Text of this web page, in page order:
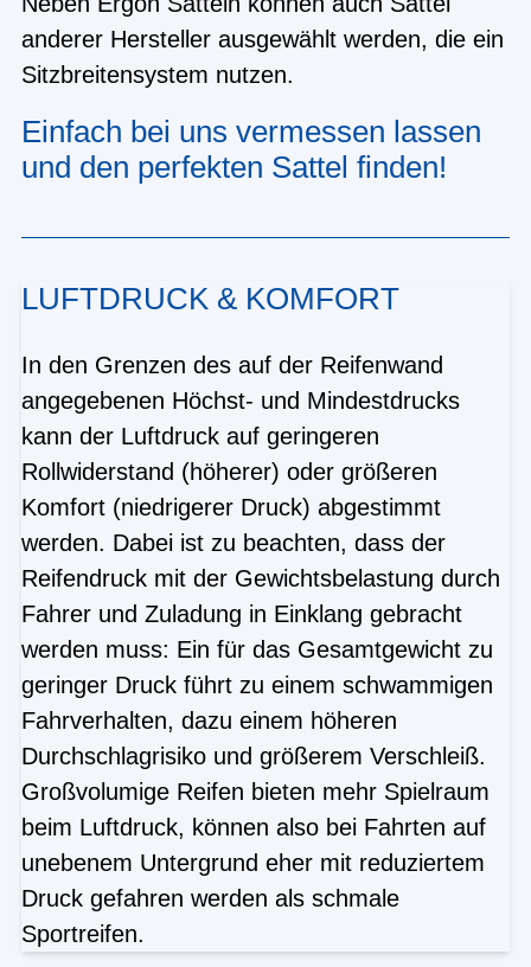
anderer Hersteller ausgewählt werden, die ein
Sitzbreitensystem nutzen.
Einfach bei uns vermessen lassen
und den perfekten Sattel finden!
LUFTDRUCK & KOMFORT
In den Grenzen des auf der Reifenwand
angegebenen Höchst- und Mindestdrucks
kann der Luftdruck auf geringeren
Rollwiderstand (höherer) oder größeren
Komfort (niedrigerer Druck) abgestimmt
werden. Dabei ist zu beachten, dass der
Reifendruck mit der Gewichtsbelastung durch
Fahrer und Zuladung in Einklang gebracht
werden muss: Ein für das Gesamtgewicht zu
geringer Druck führt zu einem schwammigen
Fahrverhalten, dazu einem höheren
Durchschlagrisiko und größerem Verschleiß.
Großvolumige Reifen bieten mehr Spielraum
beim Luftdruck, können also bei Fahrten auf
unebenem Untergrund eher mit reduziertem
Druck gefahren werden als schmale
Sportreifen.